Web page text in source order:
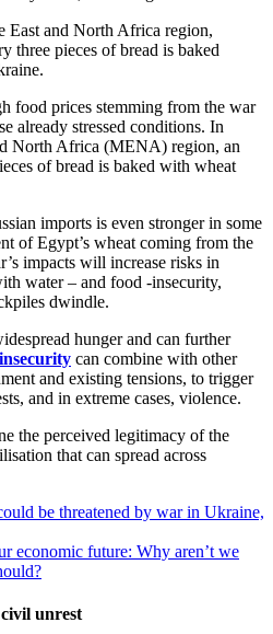
East and North Africa region,
three pieces of bread is baked
food prices stemming from the war
already stressed conditions. In
North Africa (MENA) region, an
of bread is baked with wheat
imports is even stronger in some
of Egypt’s wheat coming from the
impacts will increase risks in
water – and food -insecurity,
dwindle.
hunger and can further
can combine with other
and existing tensions, to trigger
and in extreme cases, violence.
the perceived legitimacy of the
that can spread across
be threatened by war in Ukraine,
economic future: Why aren’t we
unrest